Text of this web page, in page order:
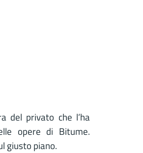
del privato che l’ha
opere di Bitume.
giusto piano.